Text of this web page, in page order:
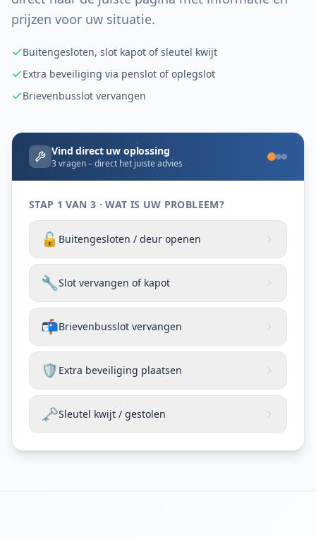
prijzen voor uw situatie.
Buitengesloten, slot kapot of sleutel kwijt
Extra beveiliging via penslot of oplegslot
Brievenbusslot vervangen
Vind direct uw oplossing
3 vragen – direct het juiste advies
STAP 1 VAN 3 · WAT IS UW PROBLEEM?
🔓 Buitengesloten / deur openen
🔧Slot vervangen of kapot
📬Brievenbusslot vervangen
🛡️ Extra beveiliging plaatsen
🗝️Sleutel kwijt / gestolen